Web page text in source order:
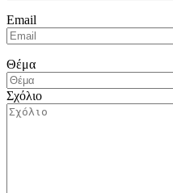
Email
Θέμα
Σχόλιο